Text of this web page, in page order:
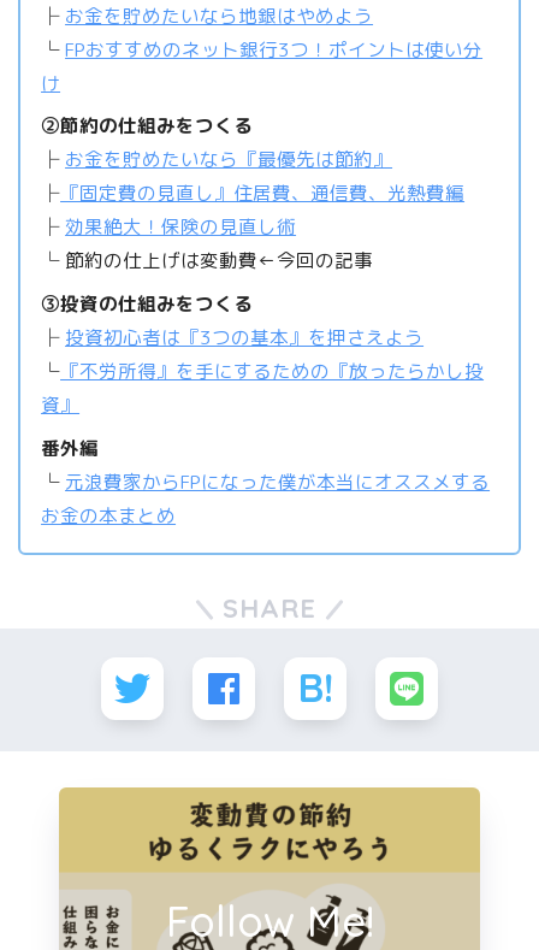
├ お金を貯めたいなら地銀はやめよう
└FPおすすめのネット銀行3つ！ポイントは使い分
け
②節約の仕組みをつくる
├ お金を貯めたいなら『最優先は節約』
├ 『固定費の見直し』住居費、通信費、光熱費編
├効果絶大！保険の見直し術
└ 節約の仕上げは変動費←今回の記事
③投資の仕組みをつくる
├ 投資初心者は『3つの基本』を押さえよう
└ 『不労所得』を手にするための『放ったらかし投
資』
番外編
└ 元浪費家からFPになった僕が本当にオススメする
お金の本まとめ
SHARE
Follow Me!